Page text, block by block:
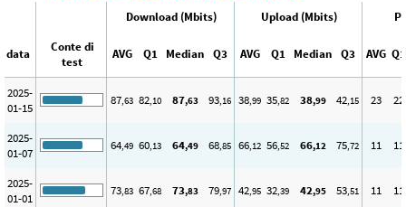
Download (Mbits) Upload (Mbits)
data
Conte di
test
AVG Q1 Median Q3 AVG Q1 Median Q3 AVG Q1
2025-
01-15
87,63 82,10 87,63 93,16 38,99 35,82 38,99 42,15 23 22
2025-
01-07
64,49 60,13 64,49 68,85 66,12 56,52 66,12 75,72 11 11
2025-
01-01
73,83 67,68 73,83 79,97 42,95 32,39 42,95 53,51 11 11